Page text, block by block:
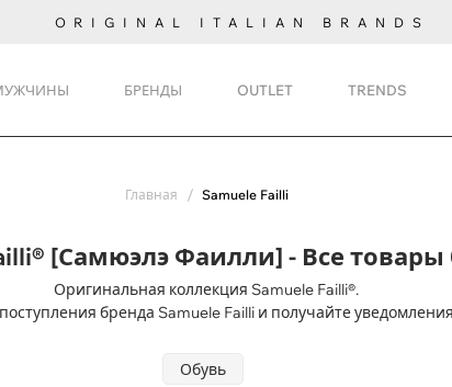
ORIGINAL ITALIAN BRANDS
БРЕНДЫ OUTLET TRENDS
Главная Samuele Failli
[Самюэлэ Фаилли] - Все
Оригинальная коллекция Samuele Failli®.
бренда Samuele Failli и получайте
Обувь